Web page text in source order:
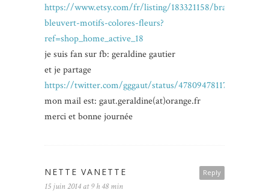
https://www.etsy.com/fr/listing/183321158/bracelet-
bleuvert-motifs-colores-fleurs?
ref=shop_home_active_18
je suis fan sur fb: geraldine gautier
et je partage
https://twitter.com/gggaut/status/478094781177143297
mon mail est: gaut.geraldine(at)orange.fr
merci et bonne journée
Reply
NETTE VANETTE
15 juin 2014 at 9 h 48 min